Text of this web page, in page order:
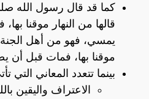
كما قد قال رسول الله
قالها من النهار موقنا
يمسي، فهو من أهل
موقنا بها، فمات قبل أن
بينما تتعدد المعاني التي
الاعتراف واليقين